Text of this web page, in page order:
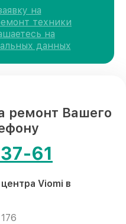
на
техники
на
данных
ремонт Вашего
61
Viomi в